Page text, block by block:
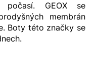
GEOX se
membrán
Boty této značky se